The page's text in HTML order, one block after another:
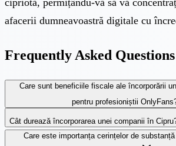
afacerii dumneavoastră digitale cu
Frequently Asked Questions
Care sunt beneficiile fiscale ale încorporării
pentru profesioniștii
Cât durează încorporarea unei companii în
Care este importanța cerințelor de